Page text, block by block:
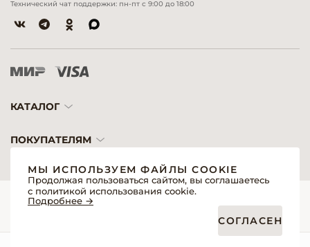
Технический чат поддержки: пн-пт с 9:00 до 18:00
КАТАЛОГ
ПОКУПАТЕЛЯМ
© 2026 «Модерн»— Косметика и оборудование для профессионалов
Публичная оферта интернет-магазина для профессиональных участников
Создание сайтов
МЫ ИСПОЛЬЗУЕМ ФАЙЛЫ COOKIE
Продолжая пользоваться сайтом, вы соглашаетесь
с политикой использования cookie.
Подробнее →
СОГЛАСЕН